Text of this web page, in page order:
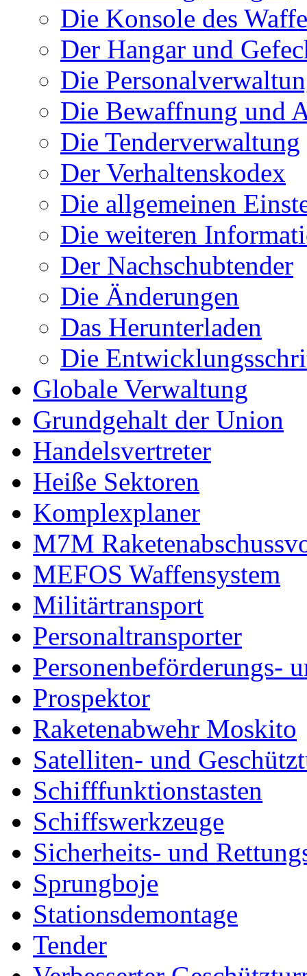
Die Konsole des
Der Hangar und
Die
Die Bewaffnung und
Die Tenderverwaltung
Der Verhaltenskodex
Die allgemeinen
Die weiteren
Der Nachschubtender
Die Änderungen
Das Herunterladen
Die
Globale Verwaltung
Grundgehalt der Union
Handelsvertreter
Heiße Sektoren
Komplexplaner
M7M
MEFOS Waffensystem
Militärtransport
Personaltransporter
Personenbeförderungs-
Prospektor
Raketenabwehr Moskito
Satelliten- und
Schifffunktionstasten
Schiffswerkzeuge
Sicherheits- und
Sprungboje
Stationsdemontage
Tender